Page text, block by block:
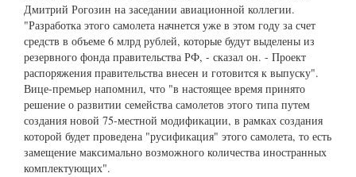
Дмитрий Рогозин на заседании авиационной коллегии.
"Разработка этого самолета начнется уже в этом году за счет
средств в объеме 6 млрд рублей, которые будут выделены из
резервного фонда правительства РФ, - сказал он. - Проект
распоряжения правительства внесен и готовится к выпуску".
Вице-премьер напомнил, что "в настоящее время принято
решение о развитии семейства самолетов этого типа путем
создания новой 75-местной модификации, в рамках создания
которой будет проведена "русификация" этого самолета, то есть
замещение максимально возможного количества иностранных
комплектующих".